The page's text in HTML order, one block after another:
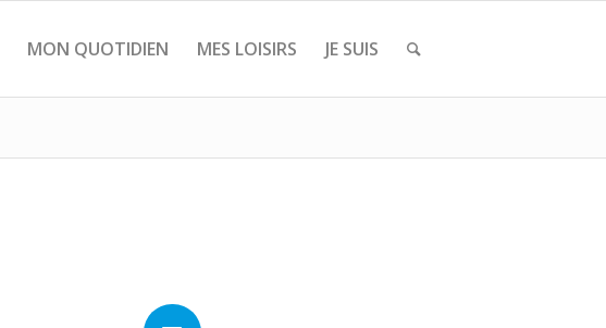
MON QUOTIDIEN MES LOISIRS JE SUIS